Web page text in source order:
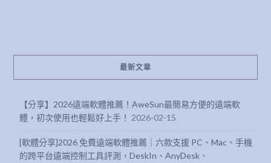
最新文章
【分享】2026遠端軟體推薦！AweSun最簡易方便的遠端軟
體，初次使用也輕鬆好上手！ 2026-02-15
[軟體分享]2026 免費遠端軟體推薦｜六款支援 PC、Mac、手機
的跨平台遠端控制工具評測，DeskIn、AnyDesk、